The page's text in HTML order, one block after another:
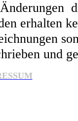
erhalten
und